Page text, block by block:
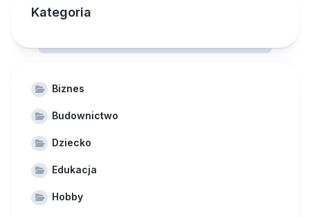
Kategoria
Biznes
Budownictwo
Dziecko
Edukacja
Hobby